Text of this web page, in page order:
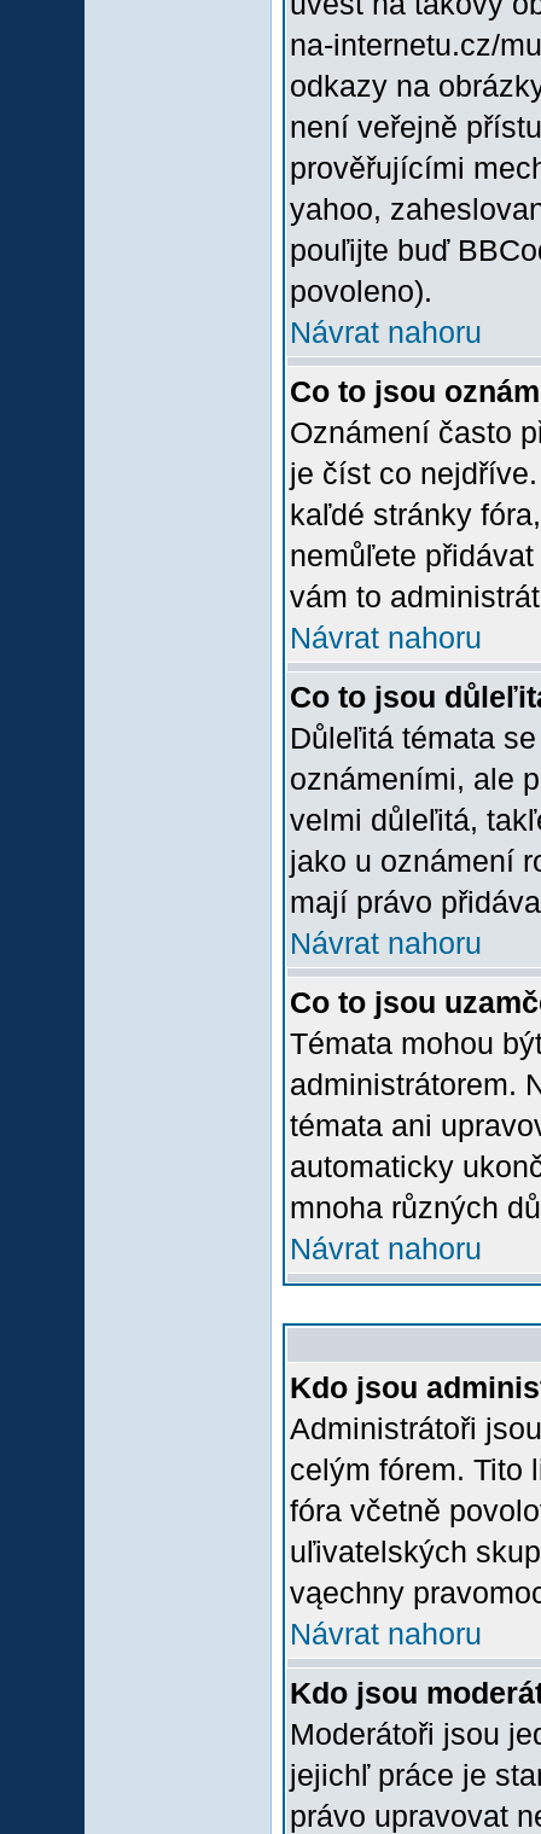
na-internetu.cz/
odkazy na
není veřejně
prověřujícími
yahoo,
pouľijte buď
povoleno).
Návrat nahoru
Co to jsou
Oznámení často
je číst co
kaľdé stránky
nemůľete
vám to
Návrat nahoru
Co to jsou
Důleľitá témata
oznámeními, ale
velmi důleľitá,
jako u oznámení
mají právo
Návrat nahoru
Co to jsou
Témata mohou
administrátorem.
témata ani
automaticky
mnoha různých
Návrat nahoru
Kdo jsou
Administrátoři
celým fórem. Tito
fóra včetně
uľivatelských
vąechny
Návrat nahoru
Kdo jsou
Moderátoři jsou
jejichľ práce je
právo upravovat